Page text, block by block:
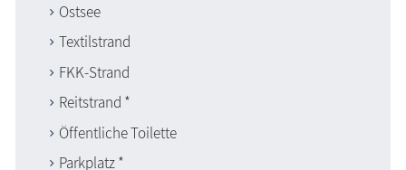
Ostsee
Textilstrand
FKK-Strand
Reitstrand *
Öffentliche Toilette
Parkplatz *